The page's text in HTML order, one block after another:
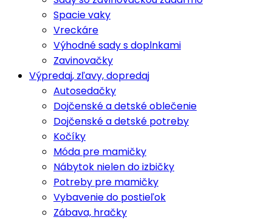
Spacie vaky
Vreckáre
Výhodné sady s doplnkami
Zavinovačky
Výpredaj, zľavy, dopredaj
Autosedačky
Dojčenské a detské oblečenie
Dojčenské a detské potreby
Kočíky
Móda pre mamičky
Nábytok nielen do izbičky
Potreby pre mamičky
Vybavenie do postieľok
Zábava, hračky